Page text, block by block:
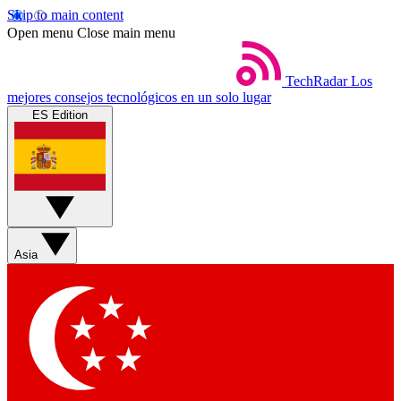
Skip to main content
Open menu Close main menu
TechRadar Los
mejores consejos tecnológicos en un solo lugar
ES Edition
Asia